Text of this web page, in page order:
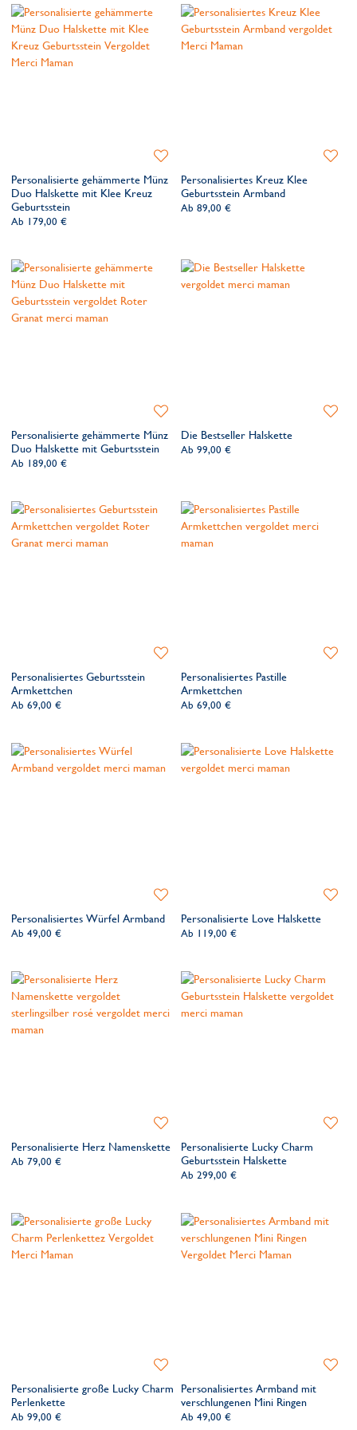
Personalisierte gehämmerte Münz
Duo Halskette mit Klee Kreuz
Geburtsstein
Ab 179,00 €
Zur
hinzufügenPersonalisiertes Kreuz Klee
Geburtsstein Armband
Ab 89,00 €
Zur
Personalisierte gehämmerte Münz
Duo Halskette mit Geburtsstein
Ab 189,00 €
Zur
hinzufügenDie Bestseller Halskette
Ab 99,00 €
Zur
Personalisiertes Geburtsstein
Armkettchen
Ab 69,00 €
Zur
hinzufügenPersonalisiertes Pastille
Armkettchen
Ab 69,00 €
Zur
Personalisiertes Würfel Armband
Ab 49,00 €
Zur
hinzufügenPersonalisierte Love Halskette
Ab 119,00 €
Zur
Personalisierte Herz Namenskette
Ab 79,00 €
Zur
hinzufügenPersonalisierte Lucky Charm
Geburtsstein Halskette
Ab 299,00 €
Zur
Personalisierte große Lucky Charm
Perlenkette
Ab 99,00 €
Zur
hinzufügenPersonalisiertes Armband mit
verschlungenen Mini Ringen
Ab 49,00 €
Zur